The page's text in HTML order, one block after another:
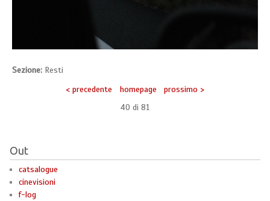
Sezione: Resti
< precedente
homepage
prossimo >
40 di 81
Out
catsalogue
cinevisioni
f-log